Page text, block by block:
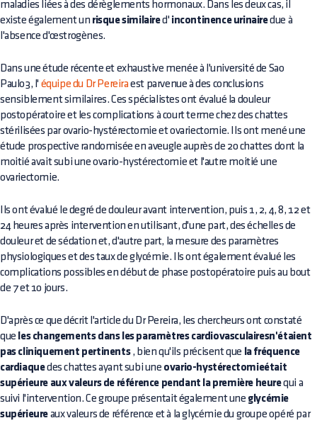
maladies liées à des dérèglements hormonaux. Dans les deux cas, il
existe également un risque similaired' incontinence urinairedue à
l'absence d'œstrogènes.
Dans une étude récente et exhaustive menée à l'université de Sao
Paulo3, l' équipe du Dr Pereira est parvenue à des conclusions
sensiblement similaires. Ces spécialistes ont évalué la douleur
postopératoire et les complications à court terme chez des chattes
stérilisées par ovario-hystérectomie et ovariectomie. Ils ont mené une
étude prospective randomisée en aveugle auprès de 20 chattes dont la
moitié avait subi une ovario-hystérectomie et l'autre moitié une
ovariectomie.
Ils ont évalué le degré de douleur avant intervention, puis 1, 2, 4, 8, 12 et
24 heures après intervention en utilisant, d'une part, des échelles de
douleur et de sédation et, d'autre part, la mesure des paramètres
physiologiques et des taux de glycémie. Ils ont également évalué les
complications possibles en début de phase postopératoire puis au bout
de 7 et 10 jours.
D'après ce que décrit l'article du Dr Pereira, les chercheurs ont constaté
que les changements dans les paramètres cardiovasculairesn'étaient
pas cliniquement pertinents, bien qu'ils précisent que la fréquence
cardiaquedes chattes ayant subi une ovario-hystérectomieétait
supérieure aux valeurs de référence pendant la première heurequi a
suivi l'intervention. Ce groupe présentait également une glycémie
supérieure aux valeurs de référence et à la glycémie du groupe opéré par